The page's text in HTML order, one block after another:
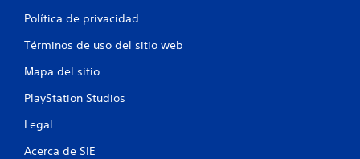
Política de privacidad
Términos de uso del sitio web
Mapa del sitio
PlayStation Studios
Legal
Acerca de SIE